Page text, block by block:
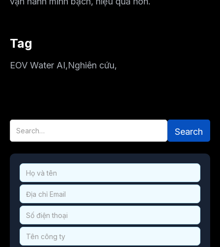
Tag
EOV Water AI,Nghiên cứu,